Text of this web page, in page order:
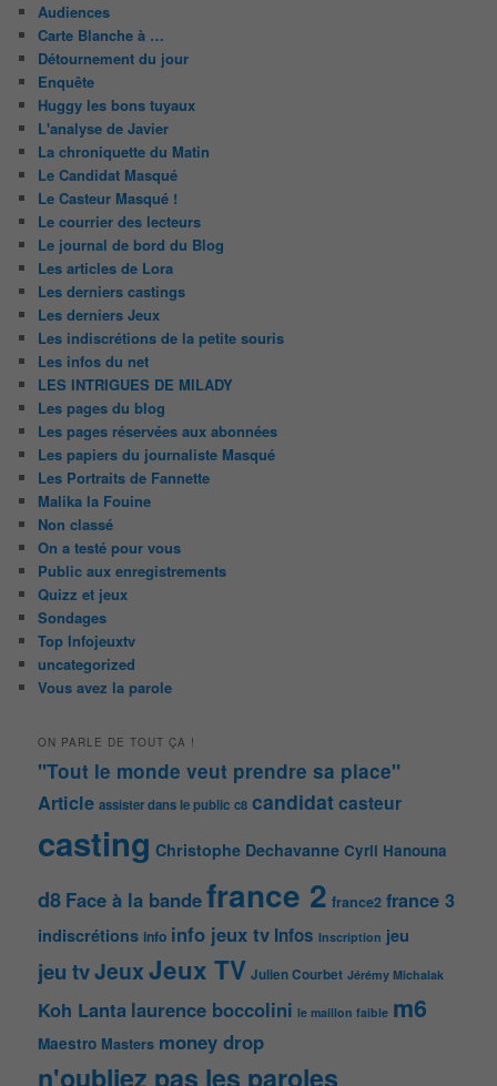
Audiences
Carte Blanche à …
Détournement du jour
Enquête
Huggy les bons tuyaux
L'analyse de Javier
La chroniquette du Matin
Le Candidat Masqué
Le Casteur Masqué !
Le courrier des lecteurs
Le journal de bord du Blog
Les articles de Lora
Les derniers castings
Les derniers Jeux
Les indiscrétions de la petite souris
Les infos du net
LES INTRIGUES DE MILADY
Les pages du blog
Les pages réservées aux abonnées
Les papiers du journaliste Masqué
Les Portraits de Fannette
Malika la Fouine
Non classé
On a testé pour vous
Public aux enregistrements
Quizz et jeux
Sondages
Top Infojeuxtv
uncategorized
Vous avez la parole
ON PARLE DE TOUT ÇA !
"Tout le monde veut prendre sa place"
Article assister dans le public c8 candidatcasteur
casting Christophe Dechavanne Cyril Hanouna
d8 Face à la bandefrance 2 france2 france 3
indiscrétions info info jeux tv Infos Inscription jeu
jeu tvJeuxJeux TV Julien Courbet Jérémy Michalak
Koh Lanta laurence boccolini le maillon faible m6
Maestro Masters money drop
n'oubliez pas les paroles